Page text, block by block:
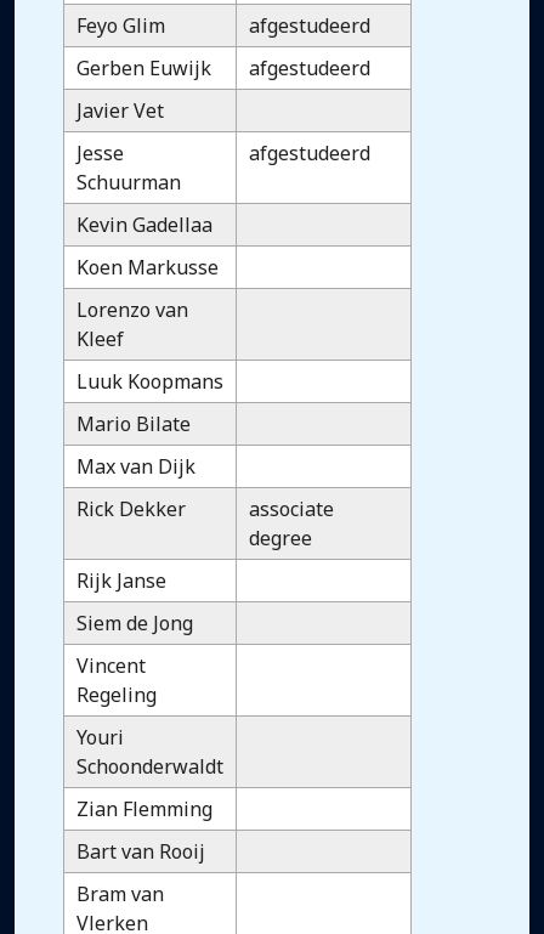
Feyo Glim
afgestudeerd
Gerben Euwijk
afgestudeerd
Javier Vet
Jesse
Schuurman
afgestudeerd
Kevin Gadellaa
Koen Markusse
Lorenzo van
Kleef
Luuk Koopmans
Mario Bilate
Max van Dijk
Rick Dekker
associate
degree
Rijk Janse
Siem de Jong
Vincent
Regeling
Youri
Schoonderwaldt
Zian Flemming
Bart van Rooij
Bram van
Vlerken